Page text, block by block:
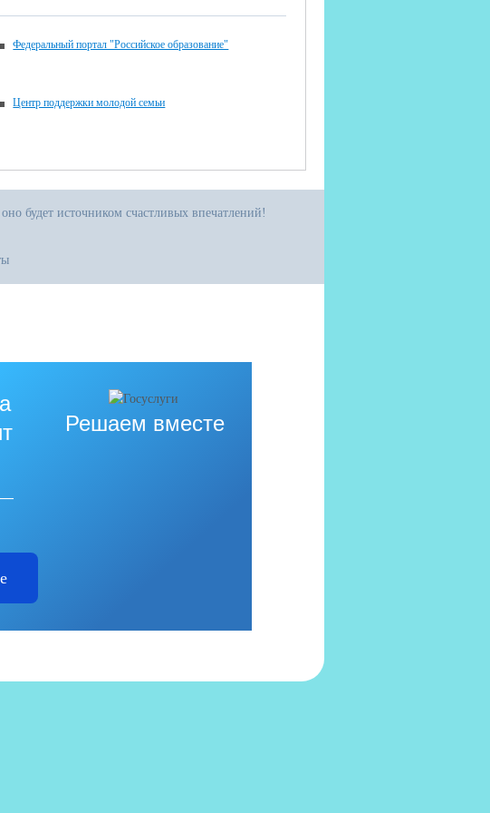
Федеральный портал "Российское образование"
Центр поддержки молодой семьи
будет источником счастливых впечатлений!
Решаем вместе
—